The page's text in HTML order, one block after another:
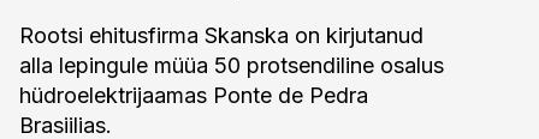
Rootsi ehitusfirma Skanska on kirjutanud
alla lepingule müüa 50 protsendiline osalus
hüdroelektrijaamas Ponte de Pedra
Brasiilias.